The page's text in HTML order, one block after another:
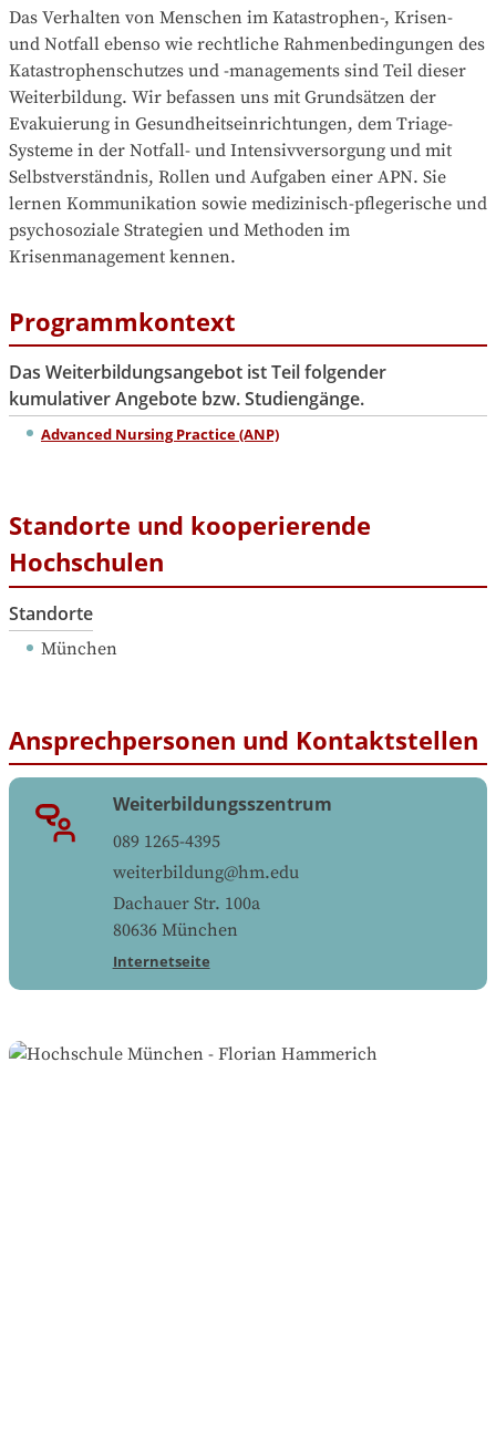
Das Verhalten von Menschen im Katastrophen-, Krisen-
und Notfall ebenso wie rechtliche Rahmenbedingungen des
Katastrophenschutzes und -managements sind Teil dieser
Weiterbildung. Wir befassen uns mit Grundsätzen der
Evakuierung in Gesundheitseinrichtungen, dem Triage-
Systeme in der Notfall- und Intensivversorgung und mit
Selbstverständnis, Rollen und Aufgaben einer APN. Sie
lernen Kommunikation sowie medizinisch-pflegerische und
psychosoziale Strategien und Methoden im
Krisenmanagement kennen.
Programmkontext
Das Weiterbildungsangebot ist Teil folgender
kumulativer Angebote bzw. Studiengänge.
Advanced Nursing Practice (ANP)
Standorte und kooperierende
Hochschulen
Standorte
München
Ansprechpersonen und Kontaktstellen
Weiterbildungsszentrum
089 1265-4395
weiterbildung@hm.edu
Dachauer Str. 100a
80636 München
Internetseite